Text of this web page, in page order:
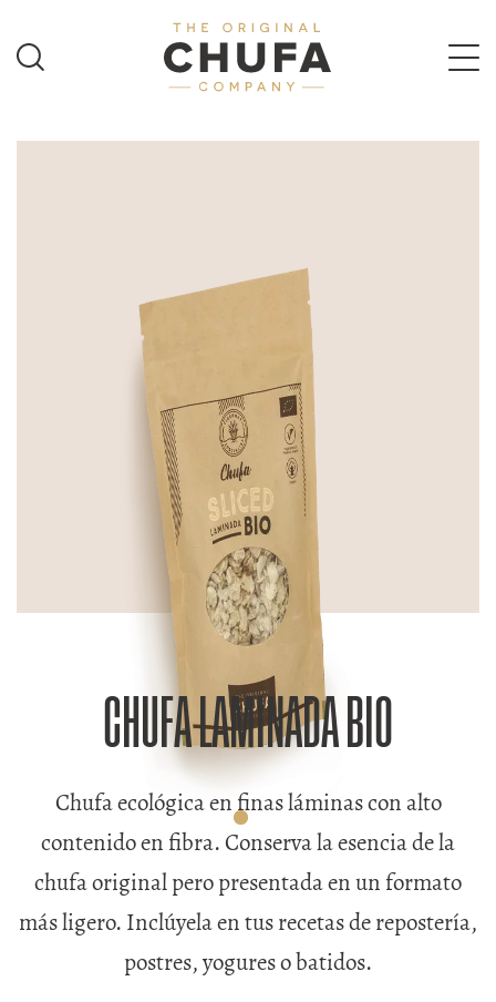
CHUFA LAMINADA BIO
Chufa ecológica en finas láminas con alto
contenido en fibra. Conserva la esencia de la
chufa original pero presentada en un formato
más ligero. Inclúyela en tus recetas de repostería,
postres, yogures o batidos.